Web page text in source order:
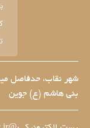
شهر نقاب، حدفاصل
بنی هاشم (ع) جوین